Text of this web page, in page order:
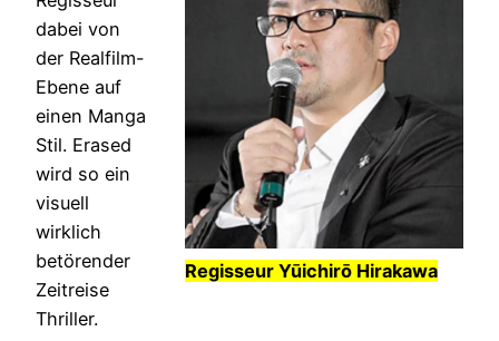
Regisseur Yūichirō Hirakawa
dabei von
der Realfilm-
Ebene auf
einen Manga
Stil. Erased
wird so ein
visuell
wirklich
betörender
Zeitreise
Thriller.